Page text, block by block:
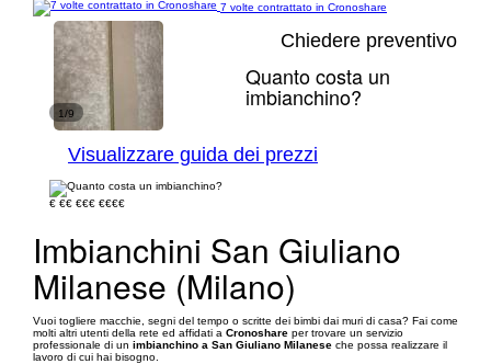
7 volte contrattato in Cronoshare
1/9
Chiedere preventivo
Quanto costa un
imbianchino?
Visualizzare guida dei prezzi
€ €€ €€€ €€€€
Imbianchini San Giuliano
Milanese (Milano)
Vuoi togliere macchie, segni del tempo o scritte dei bimbi dai muri di casa? Fai come
molti altri utenti della rete ed affidati a Cronoshare per trovare un servizio
professionale di un imbianchino a San Giuliano Milanese che possa realizzare il
lavoro di cui hai bisogno.